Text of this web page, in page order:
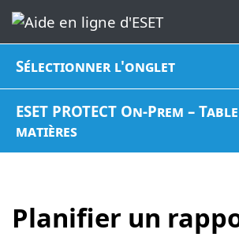
Sélectionner l'onglet
ESET PROTECT On-Prem –
matières
Planifier un